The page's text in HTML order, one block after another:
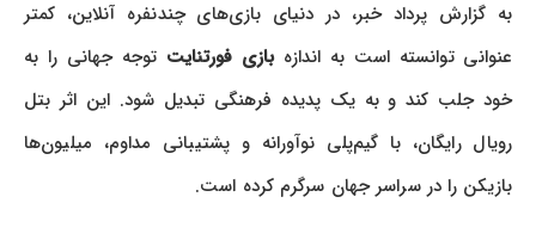
به گزارش پرداد خبر، در دنیای بازی‌های چندنفره آنلاین، کمتر
عنوانی توانسته است به اندازهبازی فورتنایتتوجه جهانی را به
خود جلب کند و به یک پدیده فرهنگی تبدیل شود. این اثر بتل
رویال رایگان، با گیم‌پلی نوآورانه و پشتیبانی مداوم، میلیون‌ها
بازیکن را در سراسر جهان سرگرم کرده است.